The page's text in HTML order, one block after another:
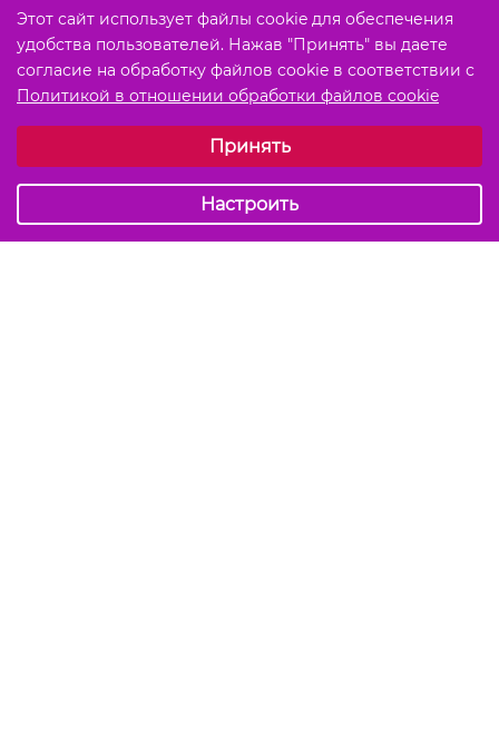
Этот сайт использует файлы cookie для обеспечения
удобства пользователей. Нажав "Принять" вы даете
согласие на обработку файлов cookie в соответствии с
Политикой в отношении обработки файлов cookie
Обязательные (технические)Принять
Настроить